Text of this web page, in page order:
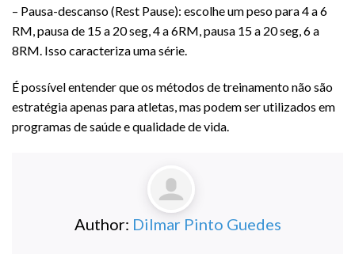
– Pausa-descanso (Rest Pause): escolhe um peso para 4 a 6
RM, pausa de 15 a 20 seg, 4 a 6RM, pausa 15 a 20 seg, 6 a
8RM. Isso caracteriza uma série.
É possível entender que os métodos de treinamento não são
estratégia apenas para atletas, mas podem ser utilizados em
programas de saúde e qualidade de vida.
Author: Dilmar Pinto Guedes